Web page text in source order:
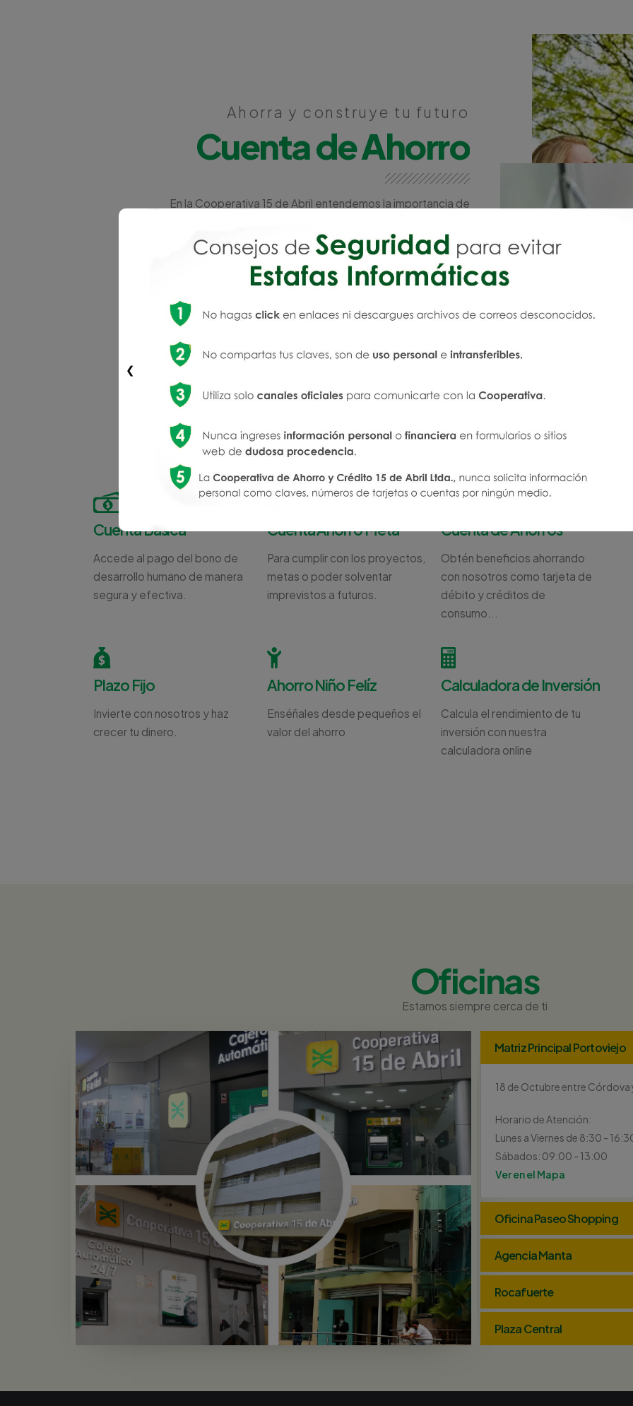
Ahorra y construye tu futuro
Cuenta de Ahorro
En la Cooperativa 15 de Abril entendemos la importancia de
Ahorro diseñada para ayudarte a alcanzar tus objetivos con
facilidad y seguridad.
Cuenta Básica
Accede al pago del bono de
desarrollo humano de manera
segura y efectiva.
Cuenta Ahorro Meta
Para cumplir con los proyectos,
metas o poder solventar
imprevistos a futuros.
Cuenta de Ahorros
Obtén beneficios ahorrando
con nosotros como tarjeta de
débito y créditos de
consumo...
Plazo Fijo
Invierte con nosotros y haz
crecer tu dinero.
Ahorro Niño Felíz
Enséñales desde pequeños el
valor del ahorro
Calculadora de Inversión
Calcula el rendimiento de tu
inversión con nuestra
calculadora online
Oficinas
Estamos siempre cerca de ti
Matriz Principal Portoviejo
18 de Octubre entre Córdova
Horario de Atención:
Lunes a Viernes de 8:30 -
Sábados: 09:00 - 13:00
Ver en el Mapa
Oficina Paseo Shopping
Agencia Manta
Rocafuerte
Plaza Central
❮